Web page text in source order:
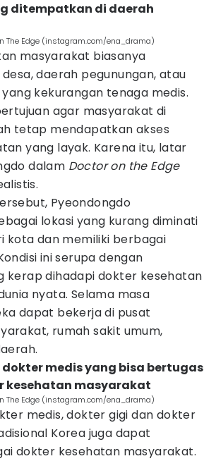
ditempatkan di daerah
The Edge (instagram.com/ena_drama)
masyarakat biasanya
daerah pegunungan, atau
kekurangan tenaga medis.
agar masyarakat di
tetap mendapatkan akses
yang layak. Karena itu, latar
dalam Doctor on the Edge
Pyeondongdo
lokasi yang kurang diminati
kota dan memiliki berbagai
ini serupa dengan
kerap dihadapi dokter kesehatan
nyata. Selama masa
dapat bekerja di pusat
rumah sakit umum,
dokter medis yang bisa bertugas
kesehatan masyarakat
The Edge (instagram.com/ena_drama)
medis, dokter gigi dan dokter
Korea juga dapat
dokter kesehatan masyarakat.